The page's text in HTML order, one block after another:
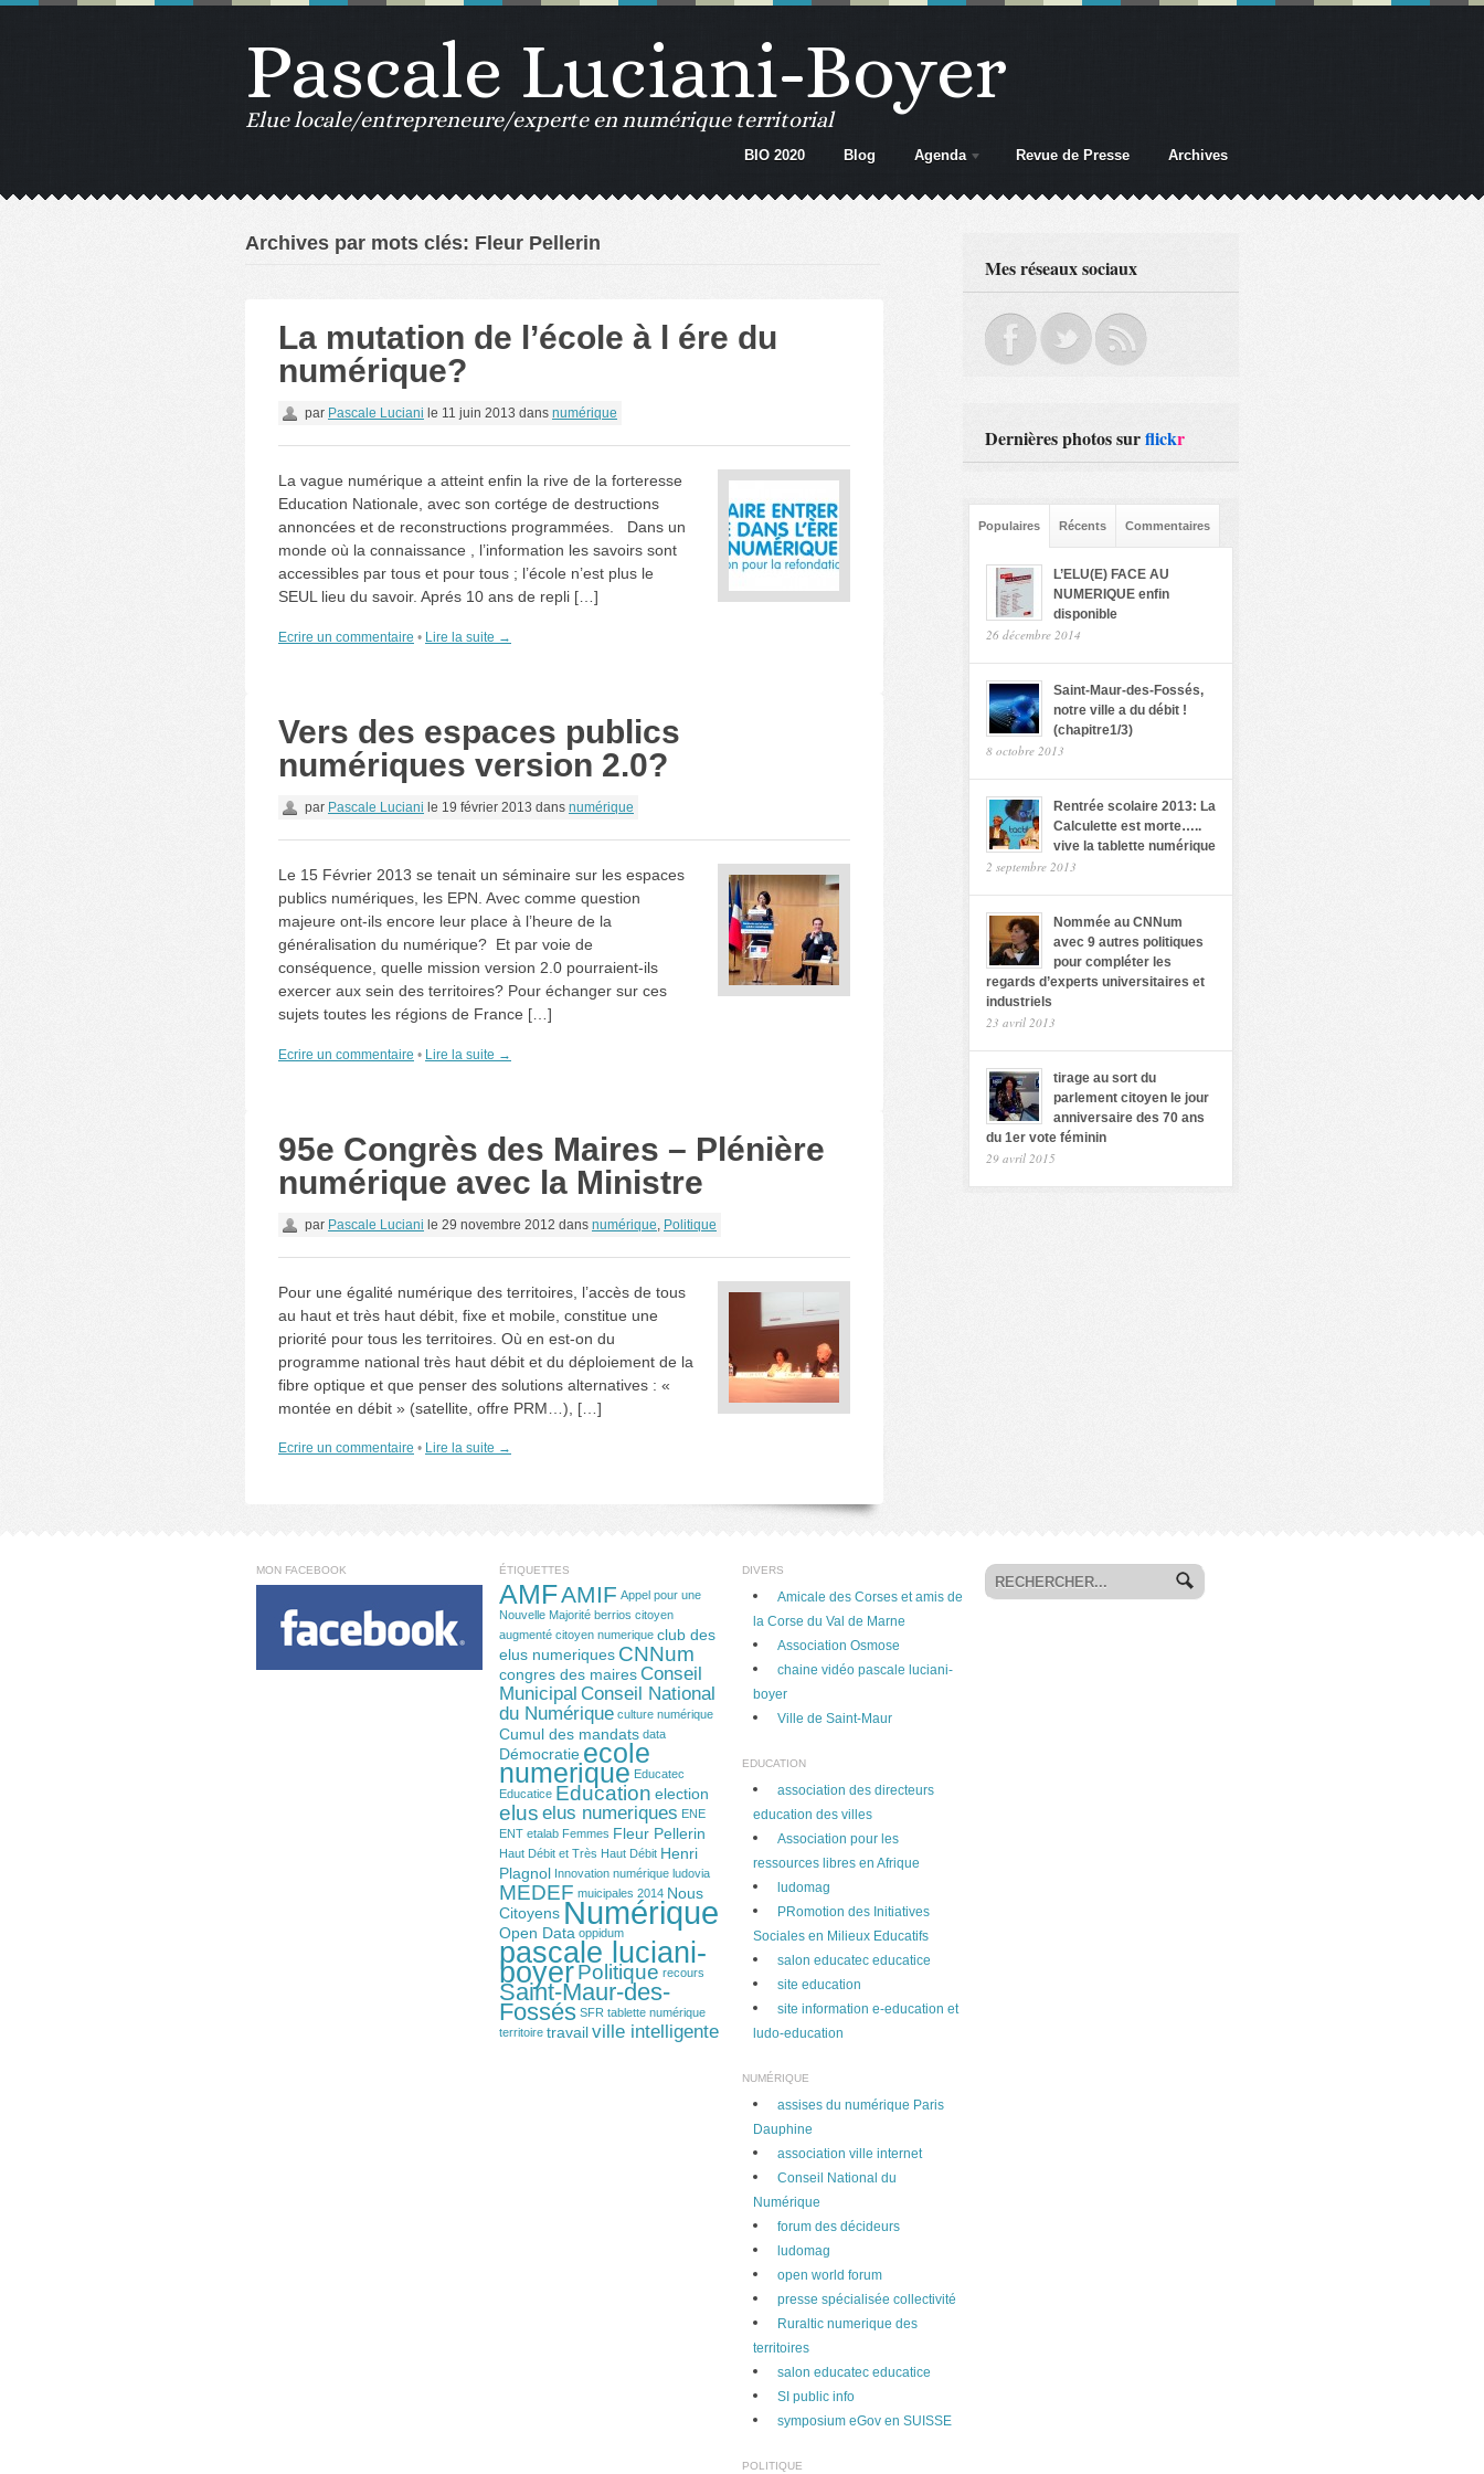
Pascale Luciani-Boyer
Elue locale/entrepreneure/experte en numérique territorial
BIO 2020 Blog Agenda Revue de Presse Archives
Archives par mots clés: Fleur Pellerin
La mutation de l’école à l ére du
numérique?
par Pascale Luciani le 11 juin 2013 dans numérique
La vague numérique a atteint enfin la rive de la forteresse
Education Nationale, avec son cortége de destructions
annoncées et de reconstructions programmées. Dans un
monde où la connaissance , l’information les savoirs sont
accessibles par tous et pour tous ; l’école n’est plus le
SEUL lieu du savoir. Aprés 10 ans de repli […]
Ecrire un commentaire • Lire la suite →
Vers des espaces publics
numériques version 2.0?
par Pascale Luciani le 19 février 2013 dans numérique
Le 15 Février 2013 se tenait un séminaire sur les espaces
publics numériques, les EPN. Avec comme question
majeure ont-ils encore leur place à l’heure de la
généralisation du numérique? Et par voie de
conséquence, quelle mission version 2.0 pourraient-ils
exercer aux sein des territoires? Pour échanger sur ces
sujets toutes les régions de France […]
Ecrire un commentaire • Lire la suite →
95e Congrès des Maires – Plénière
numérique avec la Ministre
par Pascale Luciani le 29 novembre 2012 dans numérique Politique
Pour une égalité numérique des territoires, l’accès de tous
au haut et très haut débit, fixe et mobile, constitue une
priorité pour tous les territoires. Où en est-on du
programme national très haut débit et du déploiement de la
fibre optique et que penser des solutions alternatives : «
montée en débit » (satellite, offre PRM…), […]
Ecrire un commentaire • Lire la suite →
Mes réseaux sociaux
Dernières photos surflickr
Populaires Récents Commentaires
L’ELU(E) FACE AU
NUMERIQUE enfin
disponible
26 décembre 2014
Saint-Maur-des-Fossés,
notre ville a du débit !
(chapitre1/3)
8 octobre 2013
Rentrée scolaire 2013: La
Calculette est morte…..
vive la tablette numérique
2 septembre 2013
Nommée au CNNum
avec 9 autres politiques
pour compléter les
regards d’experts universitaires et
industriels
23 avril 2013
tirage au sort du
parlement citoyen le jour
anniversaire des 70 ans
du 1er vote féminin
29 avril 2015
MON FACEBOOK ÉTIQUETTES
AMFAMIF Appel pour une
Nouvelle Majorité berrios citoyen
augmenté citoyen numerique club des
elus numeriques CNNum
congres des maires Conseil
Municipal Conseil National
du Numérique culture numérique
Cumul des mandats data
Démocratie ecole
numerique Educatec
Educatice Education election
elus elus numeriques ENE
ENT etalab Femmes Fleur Pellerin
Haut Débit et Très Haut Débit Henri
Plagnol Innovation numérique ludovia
MEDEF muicipales 2014 Nous
Citoyens Numérique
Open Data oppidum
pascale luciani-
boyerPolitique recours
Saint-Maur-des-
Fossés SFR tablette numérique
territoire travailville intelligente
DIVERS
Amicale des Corses et amis de
la Corse du Val de Marne
Association Osmose
chaine vidéo pascale luciani-
boyer
Ville de Saint-Maur
EDUCATION
association des directeurs
education des villes
Association pour les
ressources libres en Afrique
ludomag
PRomotion des Initiatives
Sociales en Milieux Educatifs
salon educatec educatice
site education
site information e-education et
ludo-education
NUMÉRIQUE
assises du numérique Paris
Dauphine
association ville internet
Conseil National du
Numérique
forum des décideurs
ludomag
open world forum
presse spécialisée collectivité
Ruraltic numerique des
territoires
salon educatec educatice
SI public info
symposium eGov en SUISSE
POLITIQUE